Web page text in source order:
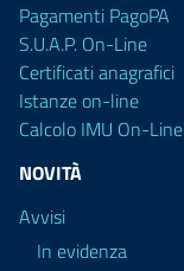
Pagamenti PagoPA
S.U.A.P. On-Line
Certificati anagrafici
Istanze on-line
Calcolo IMU On-Line
NOVITÀ
Avvisi
In evidenza